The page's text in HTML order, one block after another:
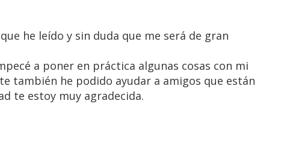
he leído y sin duda que me será de gran
a poner en práctica algunas cosas con mi
también he podido ayudar a amigos que están
te estoy muy agradecida.